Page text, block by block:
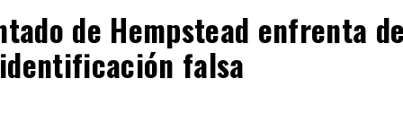
de Hempstead enfrenta
falsa